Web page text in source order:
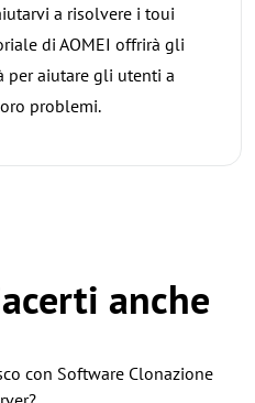
a risolvere i toui
di AOMEI offrirà gli
aiutare gli utenti a
problemi.
anche
con Software Clonazione